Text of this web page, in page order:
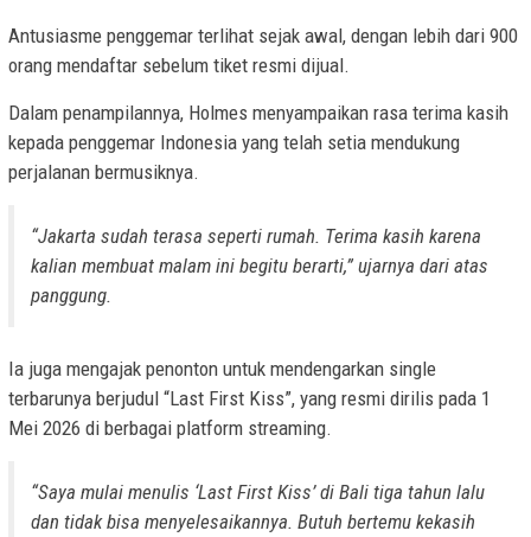
Antusiasme penggemar terlihat sejak awal, dengan lebih dari 900
orang mendaftar sebelum tiket resmi dijual.
Dalam penampilannya, Holmes menyampaikan rasa terima kasih
kepada penggemar Indonesia yang telah setia mendukung
perjalanan bermusiknya.
“Jakarta sudah terasa seperti rumah. Terima kasih karena
kalian membuat malam ini begitu berarti,” ujarnya dari atas
panggung.
Ia juga mengajak penonton untuk mendengarkan single
terbarunya berjudul “Last First Kiss”, yang resmi dirilis pada 1
Mei 2026 di berbagai platform streaming.
“Saya mulai menulis ‘Last First Kiss’ di Bali tiga tahun lalu
dan tidak bisa menyelesaikannya. Butuh bertemu kekasih